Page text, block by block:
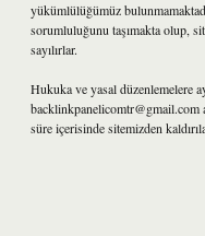
yükümlülüğümüz
sorumluluğunu taşımakta olup,
sayılırlar.
Hukuka ve yasal düzenlemelere
backlinkpanelicomtr@gmail.com
süre içerisinde sitemizden